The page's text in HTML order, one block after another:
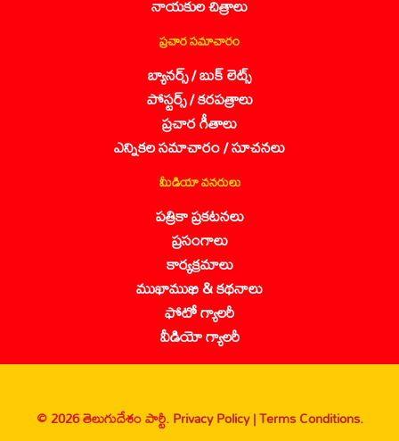
నాయకుల చిత్రాలు
ప్రచార సమాచారం
బ్యానర్స్ / బుక్ లెట్స్
పోస్టర్స్ / కరపత్రాలు
ప్రచార గీతాలు
ఎన్నికల సమాచారం / సూచనలు
మీడియా వనరులు
పత్రికా ప్రకటనలు
ప్రసంగాలు
కార్యక్రమాలు
ముఖాముఖి & కథనాలు
ఫోటో గ్యాలరీ
వీడియో గ్యాలరీ
© 2026 తెలుగుదేశం పార్టీ.Privacy Policy |Terms Conditions.